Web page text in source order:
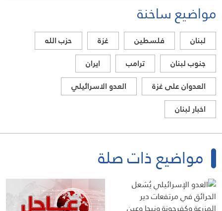
مواضيع ساخنة
لبنان فلسطين غزة
حزب الله
جنوب لبنان
ترامب
ايران
العدوان على غزة
العدو الاسرائيلي
اخبار لبنان
مواضيع ذات صلة